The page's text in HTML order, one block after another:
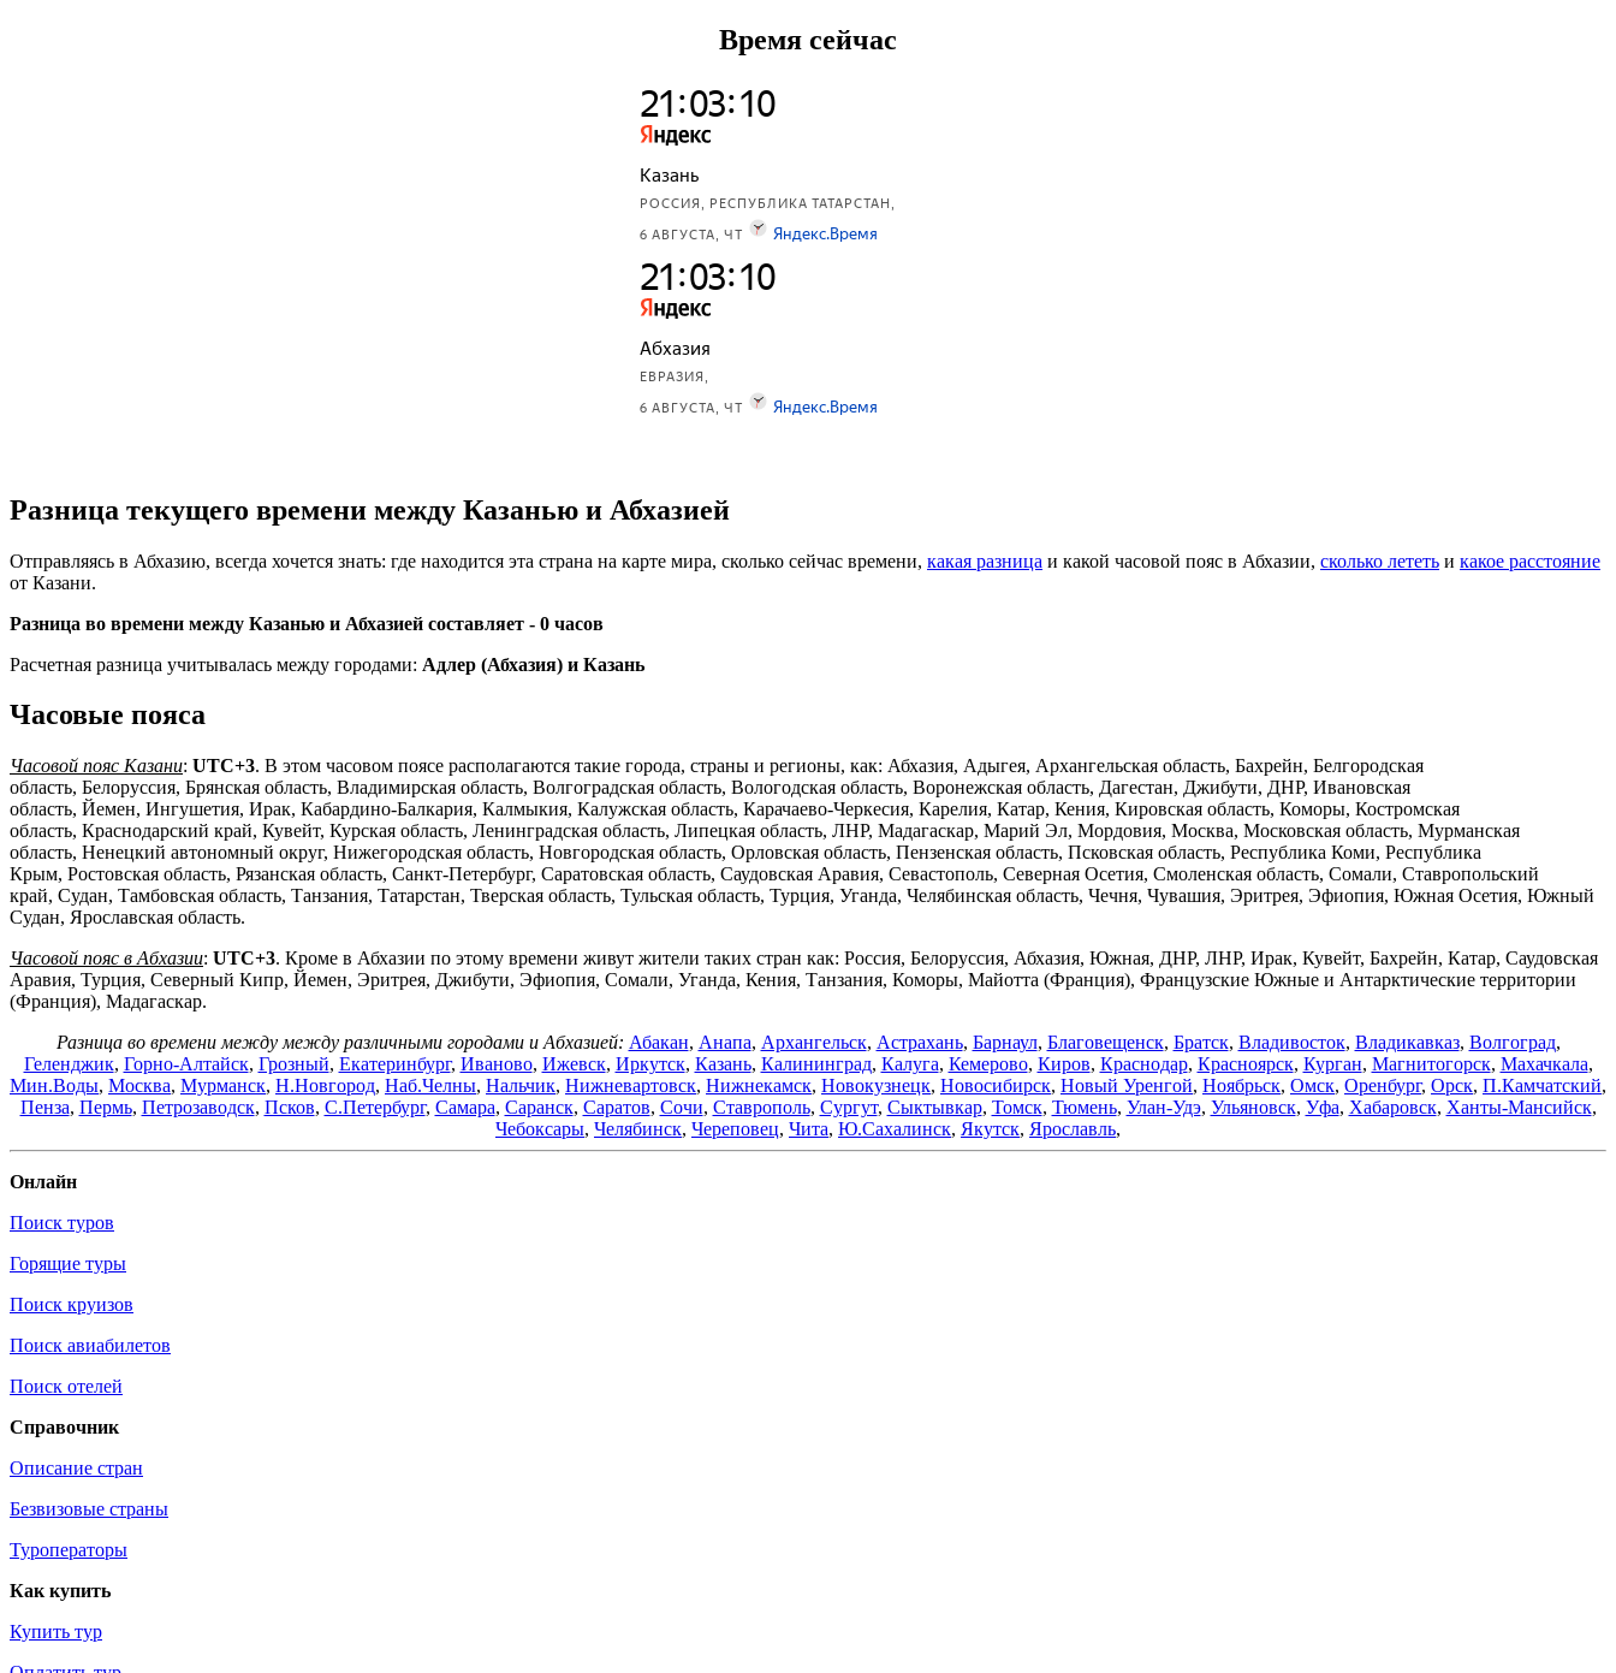
Время сейчас
Разница текущего времени между Казанью и Абхазией
Отправляясь в Абхазию, всегда хочется знать: где находится эта страна на карте мира, сколько сейчас времени, какая разница и какой часовой пояс в Абхазии, сколько лететь и какое расстояние
от Казани.
Разница во времени между Казанью и Абхазией составляет - 0 часов
Расчетная разница учитывалась между городами: Адлер (Абхазия) и Казань
Часовые пояса
Часовой пояс Казани: UTC+3. В этом часовом поясе располагаются такие города, страны и регионы, как: Абхазия, Адыгея, Архангельская область, Бахрейн, Белгородская
область, Белоруссия, Брянская область, Владимирская область, Волгоградская область, Вологодская область, Воронежская область, Дагестан, Джибути, ДНР, Ивановская
область, Йемен, Ингушетия, Ирак, Кабардино-Балкария, Калмыкия, Калужская область, Карачаево-Черкесия, Карелия, Катар, Кения, Кировская область, Коморы, Костромская
область, Краснодарский край, Кувейт, Курская область, Ленинградская область, Липецкая область, ЛНР, Мадагаскар, Марий Эл, Мордовия, Москва, Московская область, Мурманская
область, Ненецкий автономный округ, Нижегородская область, Новгородская область, Орловская область, Пензенская область, Псковская область, Республика Коми, Республика
Крым, Ростовская область, Рязанская область, Санкт-Петербург, Саратовская область, Саудовская Аравия, Севастополь, Северная Осетия, Смоленская область, Сомали, Ставропольский
край, Судан, Тамбовская область, Танзания, Татарстан, Тверская область, Тульская область, Турция, Уганда, Челябинская область, Чечня, Чувашия, Эритрея, Эфиопия, Южная Осетия, Южный
Судан, Ярославская область.
Часовой пояс в Абхазии: UTC+3. Кроме в Абхазии по этому времени живут жители таких стран как: Россия, Белоруссия, Абхазия, Южная, ДНР, ЛНР, Ирак, Кувейт, Бахрейн, Катар, Саудовская
Аравия, Турция, Северный Кипр, Йемен, Эритрея, Джибути, Эфиопия, Сомали, Уганда, Кения, Танзания, Коморы, Майотта (Франция), Французские Южные и Антарктические территории
(Франция), Мадагаскар.
Разница во времени между между различными городами и Абхазией: Абакан, Анапа, Архангельск, Астрахань, Барнаул, Благовещенск, Братск, Владивосток, Владикавказ, Волгоград,
Геленджик, Горно-Алтайск, Грозный, Екатеринбург, Иваново, Ижевск, Иркутск, Казань, Калининград, Калуга, Кемерово, Киров, Краснодар, Красноярск, Курган, Магнитогорск, Махачкала,
Мин.Воды, Москва, Мурманск, Н.Новгород, Наб.Челны, Нальчик, Нижневартовск, Нижнекамск, Новокузнецк, Новосибирск, Новый Уренгой, Ноябрьск, Омск, Оренбург, Орск, П.Камчатский,
Пенза, Пермь, Петрозаводск, Псков, С.Петербург, Самара, Саранск, Саратов, Сочи, Ставрополь, Сургут, Сыктывкар, Томск, Тюмень, Улан-Удэ, Ульяновск, Уфа, Хабаровск, Ханты-Мансийск,
Чебоксары, Челябинск, Череповец, Чита, Ю.Сахалинск, Якутск, Ярославль,
Онлайн
Поиск туров
Горящие туры
Поиск круизов
Поиск авиабилетов
Поиск отелей
Справочник
Описание стран
Безвизовые страны
Туроператоры
Как купить
Купить тур